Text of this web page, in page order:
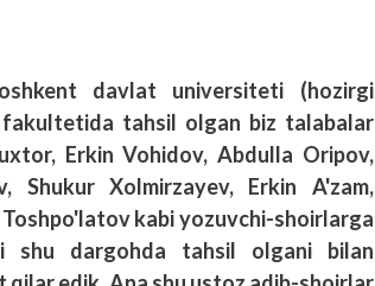
davlat universiteti (hozirgi
tahsil olgan biz talabalar
Erkin Vohidov, Abdulla Oripov,
Shukur Xolmirzayev, Erkin A'zam,
kabi yozuvchi-shoirlarga
shu dargohda tahsil olgani bilan